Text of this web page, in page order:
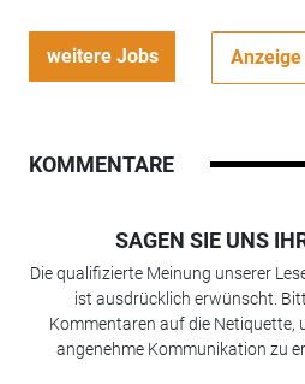
weitere Jobs
KOMMENTARE
SAGEN SIE UNS
Die qualifizierte Meinung unserer
ist ausdrücklich erwünscht.
Kommentaren auf die Netiquette,
angenehme Kommunikation zu